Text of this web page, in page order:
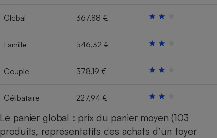
Global 367,88 €
Famille 546,32 €
Couple 378,19 €
Célibataire 227,94 €
Le panier global : prix du panier moyen (103
produits, représentatifs des achats d’un foyer
Robot ménager